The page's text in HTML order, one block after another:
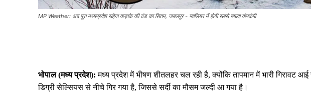
MP Weather: अब पूरा मध्यप्रदेश सहेगा कड़ाके की ठंड का सितम, जबलपुर - ग्वालियर में होगी सबसे ज्यादा कंपकंपी
भोपाल (मध्य प्रदेश): मध्य प्रदेश में भीषण शीतलहर चल रही है, क्योंकि तापमान में भारी गिरावट
डिग्री सेल्सियस से नीचे गिर गया है, जिससे सर्दी का मौसम जल्दी आ गया है।